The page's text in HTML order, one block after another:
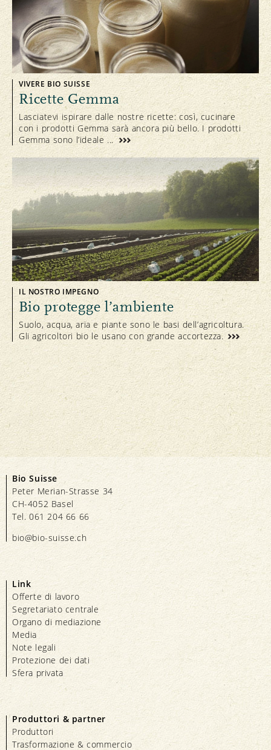
VIVERE BIO SUISSE
Ricette Gemma
Lasciatevi ispirare dalle nostre ricette: così, cucinare
con i prodotti Gemma sarà ancora più bello. I prodotti
Gemma sono l’ideale ...
IL NOSTRO IMPEGNO
Bio protegge l’ambiente
Suolo, acqua, aria e piante sono le basi dell’agricoltura.
Gli agricoltori bio le usano con grande accortezza.
Bio Suisse
Peter Merian-Strasse 34
CH-4052 Basel
Tel. 061 204 66 66
bio@bio-suisse.ch
Link
Offerte di lavoro
Segretariato centrale
Organo di mediazione
Media
Note legali
Protezione dei dati
Sfera privata
Produttori & partner
Produttori
Trasformazione & commercio